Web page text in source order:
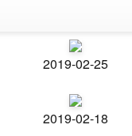
2019-02-25
2019-02-18